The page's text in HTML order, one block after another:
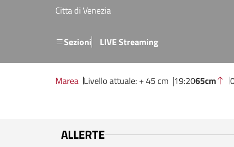
Salta al contenuto principale
Citta di Venezia
SezioniMenu secondario
LIVE Streaming
Marea Livello attuale: + 45 cm 19:2065cm
ALLERTE